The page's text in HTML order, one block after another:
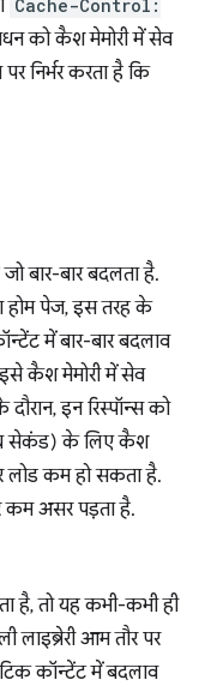
Cache-Control:
को कैश मेमोरी में सेव
निर्भर करता है कि
बार-बार बदलता है.
होम पेज, इस तरह के
में बार-बार बदलाव
कैश मेमोरी में सेव
इन रिस्पॉन्स को
सेकंड) के लिए कैश
लोड कम हो सकता है.
कम असर पड़ता है.
है, तो यह कभी-कभी ही
लाइब्रेरी आम तौर पर
कॉन्टेंट में बदलाव